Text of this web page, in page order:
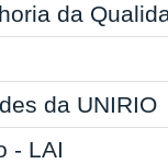
da
da UNIRIO
- LAI